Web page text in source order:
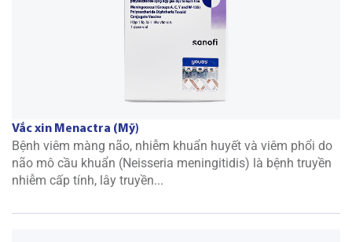
Vắc xin Menactra (Mỹ)
Bệnh viêm màng não, nhiễm khuẩn huyết và viêm phổi do
não mô cầu khuẩn (Neisseria meningitidis) là bệnh truyền
nhiễm cấp tính, lây truyền...